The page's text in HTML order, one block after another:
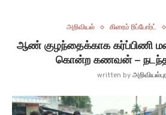
அறிவியல் கிரைம் ரிப்போர்ட்
ஆண் குழந்தைக்காக கர்ப்பிணி
கொன்ற கணவன் –
written by